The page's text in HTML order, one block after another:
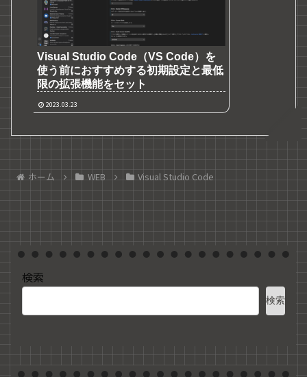
Visual Studio Code（VS Code）を
使う前におすすめする初期設定と最低
限の拡張機能をセット
2023.03.23
ホーム WEB Visual Studio Code
検索
検索